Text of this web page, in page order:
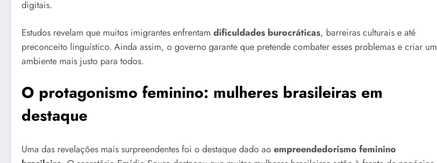
digitais.
Estudos revelam que muitos imigrantes enfrentam dificuldades burocráticas, barreiras culturais e até
preconceito linguístico. Ainda assim, o governo garante que pretende combater esses problemas e criar um
ambiente mais justo para todos.
O protagonismo feminino: mulheres brasileiras em
destaque
Uma das revelações mais surpreendentes foi o destaque dado aoempreendedorismo feminino